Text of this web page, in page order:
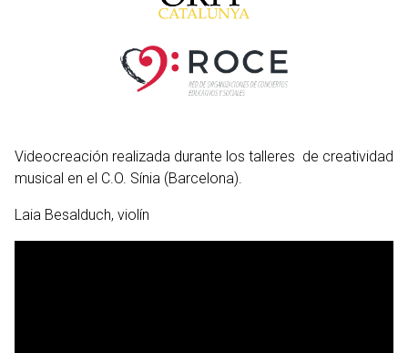
Videocreación realizada durante los talleres de creatividad
musical en el C.O. Sínia (Barcelona).
Laia Besalduch, violín